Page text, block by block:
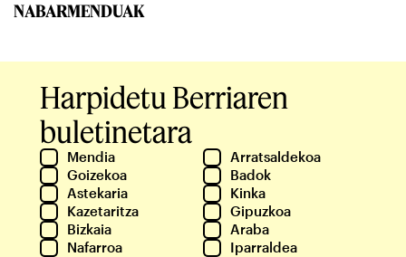
NABARMENDUAK
Harpidetu Berriaren
buletinetara
Mendia
Arratsaldekoa
Goizekoa
Badok
Astekaria
Kinka
Kazetaritza
Gipuzkoa
Bizkaia
Araba
Nafarroa
Iparraldea